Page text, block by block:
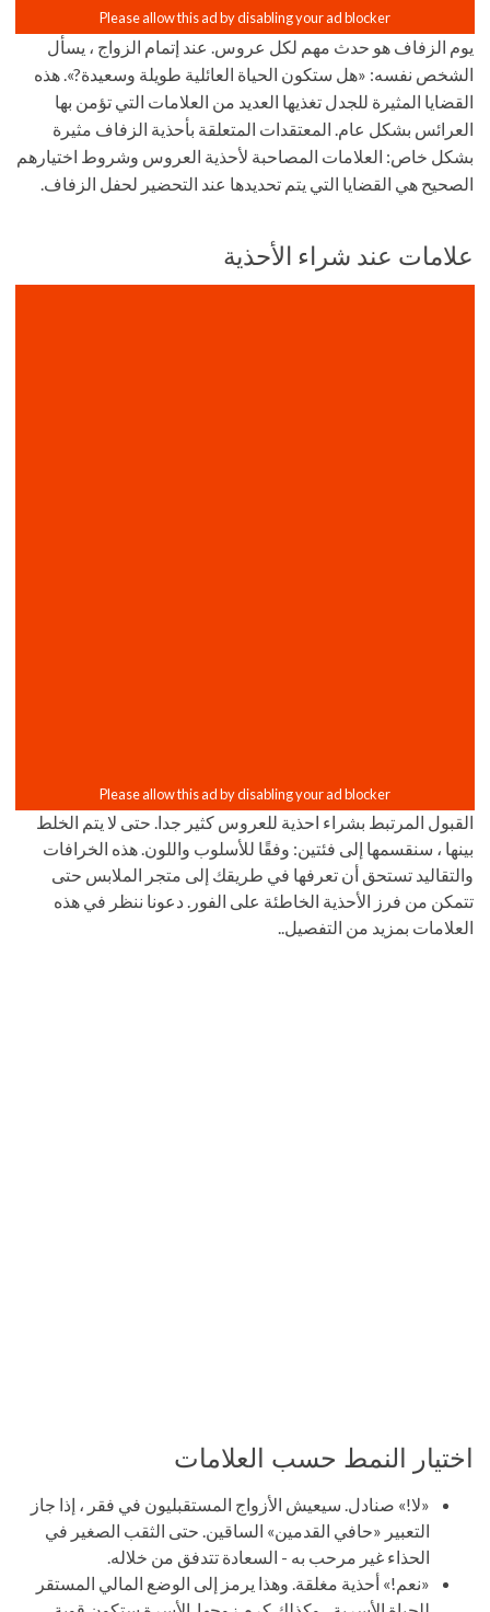
يوم الزفاف هو حدث مهم لكل عروس. عند إتمام الزواج ، يسأل
الشخص نفسه: «هل ستكون الحياة العائلية طويلة وسعيدة?». هذه
القضايا المثيرة للجدل تغذيها العديد من العلامات التي تؤمن بها
العرائس بشكل عام. المعتقدات المتعلقة بأحذية الزفاف مثيرة
بشكل خاص: العلامات المصاحبة لأحذية العروس وشروط اختيارهم
الصحيح هي القضايا التي يتم تحديدها عند التحضير لحفل الزفاف.
علامات عند شراء الأحذية
القبول المرتبط بشراء احذية للعروس كثير جدا. حتى لا يتم الخلط
بينها ، سنقسمها إلى فئتين: وفقًا للأسلوب واللون. هذه الخرافات
والتقاليد تستحق أن تعرفها في طريقك إلى متجر الملابس حتى
تتمكن من فرز الأحذية الخاطئة على الفور. دعونا ننظر في هذه
العلامات بمزيد من التفصيل..
اختيار النمط حسب العلامات
«لا!» صنادل. سيعيش الأزواج المستقبليون في فقر ، إذا جاز
التعبير «حافي القدمين» الساقين. حتى الثقب الصغير في
الحذاء غير مرحب به - السعادة تتدفق من خلاله.
«نعم!» أحذية مغلقة. وهذا يرمز إلى الوضع المالي المستقر